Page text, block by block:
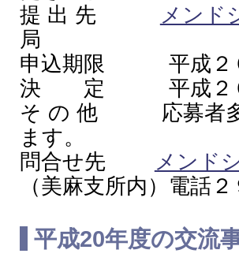
提 出 先
メンド
局
申込期限 平成２０
決 定 平成２０年
そ の 他 応募者多
ます。
問合せ先
メンド
（美麻支所内）電話
平成20年度の交流